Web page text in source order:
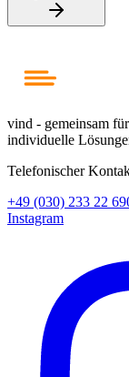
vind - gemeinsam
individuelle
Telefonischer
+49 (030) 233 22
Instagram